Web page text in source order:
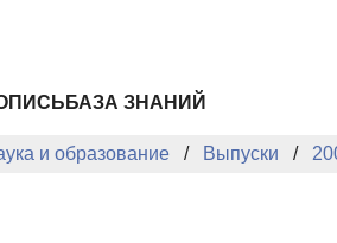
БАЗА ЗНАНИЙ
и образование Выпуски